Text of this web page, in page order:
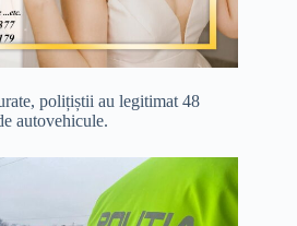
polițiștii au legitimat 48
autovehicule.